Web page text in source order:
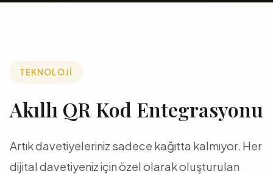
TEKNOLOJİ
Akıllı QR Kod Entegrasyonu
Artık davetiyeleriniz sadece kağıtta kalmıyor. Her
dijital davetiyeniz için özel olarak oluşturulan